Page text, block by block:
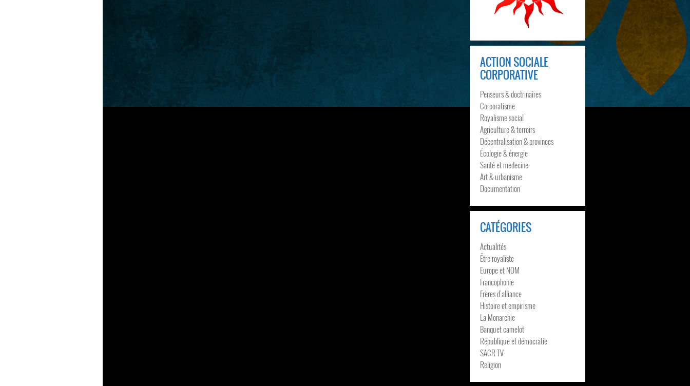
ACTION SOCIALE
CORPORATIVE
Penseurs & doctrinaires
Corporatisme
Royalisme social
Agriculture & terroirs
Décentralisation & provinces
Écologie & énergie
Santé et medecine
Art & urbanisme
Documentation
CATÉGORIES
Actualités
Être royaliste
Europe et NOM
Francophonie
Frères d’alliance
Histoire et empirisme
La Monarchie
Banquet camelot
République et démocratie
SACR TV
Religion